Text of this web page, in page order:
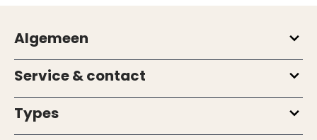
Algemeen
Service & contact
Types